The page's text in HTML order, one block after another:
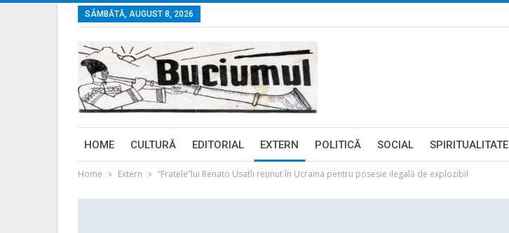
SÂMBĂTĂ, AUGUST 8, 2026
HOME CULTURĂ EDITORIAL EXTERN POLITICĂ SOCIAL SPIRITUALITATE
Home Extern “Fratele”lui Renato Usatîi reținut în Ucraina pentru posesie ilegală de explozibil